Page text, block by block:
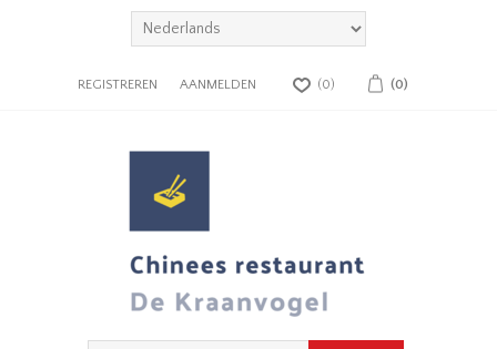
REGISTREREN AANMELDEN (0) (0)